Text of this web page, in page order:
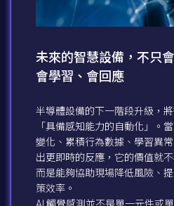
未來的智慧設備，不只
會學習、會回應
半導體設備的下一階段升級，
「具備感知能力的自動化」。
變化、累積行為數據、學習異
出更即時的反應，它的價值就
而是能夠協助現場降低風險、
策效率。